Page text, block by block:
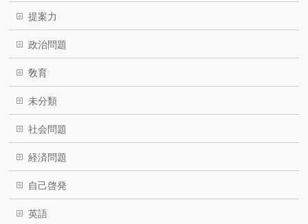
提案力
政治問題
敎育
未分類
社会問題
経済問題
自己啓発
英語